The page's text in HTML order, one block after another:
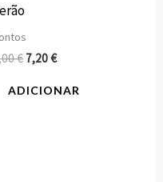
€ 7,20€
ADICIONAR